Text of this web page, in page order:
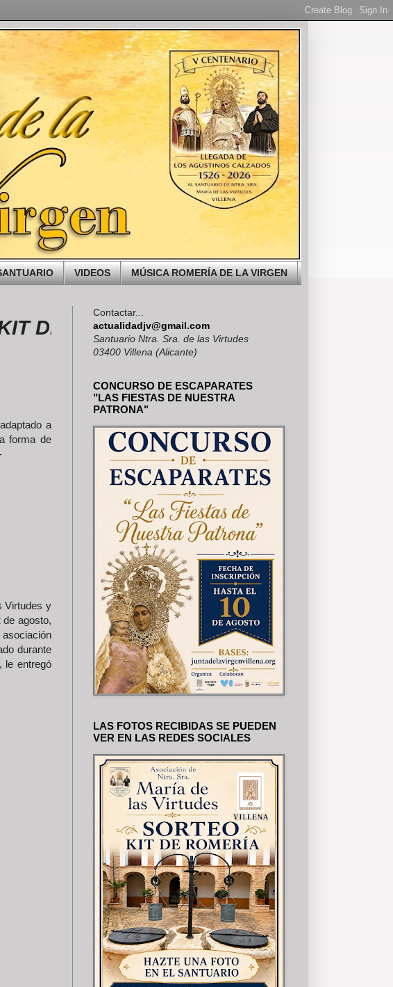
VIDEOS MÚSICA ROMERÍA DE LA VIRGEN
LA ROMERÍA, SE PUEDEN VER EN
a
forma de
Virtudes y
agosto,
durante
le entregó
Contactar...
actualidadjv@gmail.com
Santuario Ntra. Sra. de las Virtudes
03400 Villena (Alicante)
CONCURSO DE ESCAPARATES
"LAS FIESTAS DE NUESTRA
PATRONA"
LAS FOTOS RECIBIDAS SE PUEDEN
VER EN LAS REDES SOCIALES